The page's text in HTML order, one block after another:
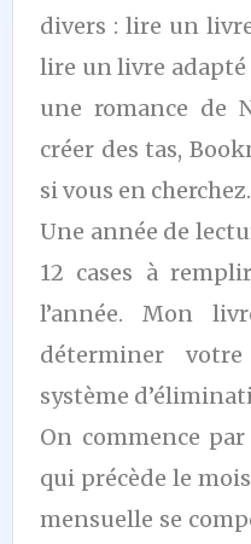
divers : lire un
lire un livre
une romance de
créer des tas,
si vous en cherchez.
Une année de
12 cases à
l’année. Mon
déterminer
système
On commence
qui précède le
mensuelle se